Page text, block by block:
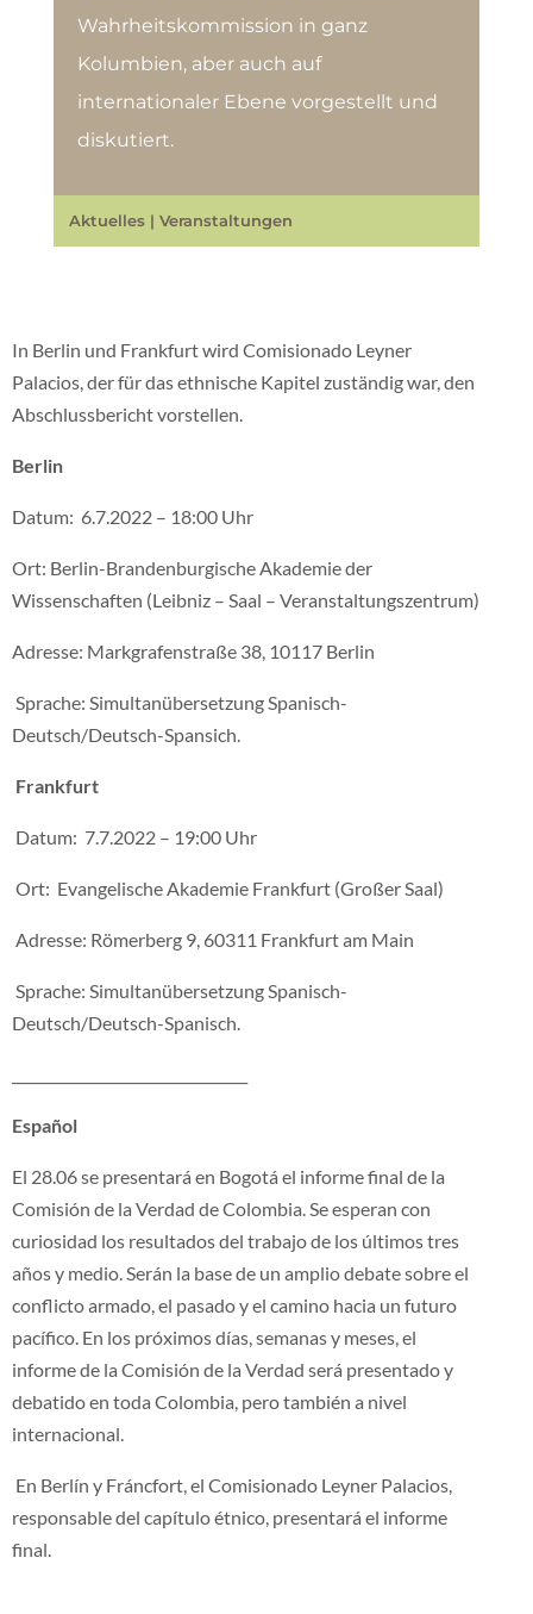
Wahrheitskommission in ganz
Kolumbien, aber auch auf
internationaler Ebene vorgestellt und
diskutiert.
Aktuelles| Veranstaltungen
In Berlin und Frankfurt wird Comisionado Leyner
Palacios, der für das ethnische Kapitel zuständig war, den
Abschlussbericht vorstellen.
Berlin
Datum: 6.7.2022 – 18:00 Uhr
Ort: Berlin-Brandenburgische Akademie der
Wissenschaften (Leibniz – Saal – Veranstaltungszentrum)
Adresse: Markgrafenstraße 38, 10117 Berlin
Sprache: Simultanübersetzung Spanisch-
Deutsch/Deutsch-Spansich.
Frankfurt
Datum: 7.7.2022 – 19:00 Uhr
Ort: Evangelische Akademie Frankfurt (Großer Saal)
Adresse: Römerberg 9, 60311 Frankfurt am Main
Sprache: Simultanübersetzung Spanisch-
Deutsch/Deutsch-Spanisch.
Español
El 28.06 se presentará en Bogotá el informe final de la
Comisión de la Verdad de Colombia. Se esperan con
curiosidad los resultados del trabajo de los últimos tres
años y medio. Serán la base de un amplio debate sobre el
conflicto armado, el pasado y el camino hacia un futuro
pacífico. En los próximos días, semanas y meses, el
informe de la Comisión de la Verdad será presentado y
debatido en toda Colombia, pero también a nivel
internacional.
En Berlín y Fráncfort, el Comisionado Leyner Palacios,
responsable del capítulo étnico, presentará el informe
final.